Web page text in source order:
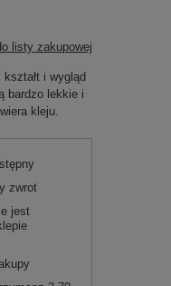
listy zakupowej
i wygląd
bardzo lekkie i
kleju.
zwrot
jest